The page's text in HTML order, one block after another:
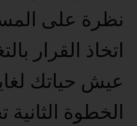
نظرة على
اتخاذ القرار
عيش حياتك
الخطوة الثانية